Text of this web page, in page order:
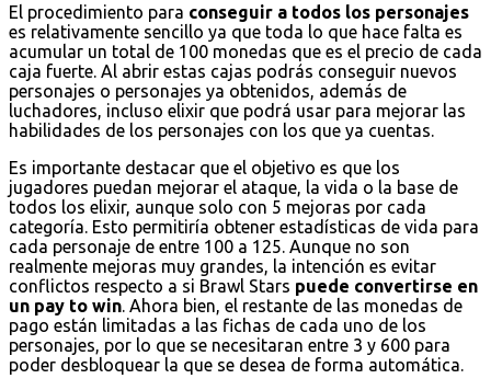
El procedimiento para conseguir a todos los personajes
es relativamente sencillo ya que toda lo que hace falta es
acumular un total de 100 monedas que es el precio de cada
caja fuerte. Al abrir estas cajas podrás conseguir nuevos
personajes o personajes ya obtenidos, además de
luchadores, incluso elixir que podrá usar para mejorar las
habilidades de los personajes con los que ya cuentas.
Es importante destacar que el objetivo es que los
jugadores puedan mejorar el ataque, la vida o la base de
todos los elixir, aunque solo con 5 mejoras por cada
categoría. Esto permitiría obtener estadísticas de vida para
cada personaje de entre 100 a 125. Aunque no son
realmente mejoras muy grandes, la intención es evitar
conflictos respecto a si Brawl Stars puede convertirse en
un pay to win . Ahora bien, el restante de las monedas de
pago están limitadas a las fichas de cada uno de los
personajes, por lo que se necesitaran entre 3 y 600 para
poder desbloquear la que se desea de forma automática.